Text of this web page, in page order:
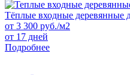
Тёплые входные деревянные
от 3 300 руб./м2
от 17 дней
Подробнее